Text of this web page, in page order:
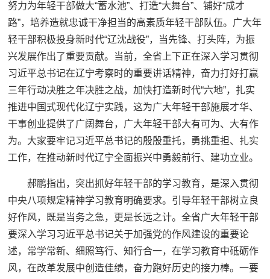
努力为年轻干部做大“蓄水池”、打造“大舞台”、铺好“成才
路”，培养造就忠诚干净担当的高素质年轻干部队伍。广大年
轻干部积极投身新时代“辽沈战役”，当先锋、打头阵，为振
兴发展作出了重要贡献。当前，全省上下正在深入学习贯彻
习近平总书记在辽宁考察时的重要讲话精神，奋力打好打赢
三年行动决胜之年决胜之战，加快打造新时代“六地”，扎实
推进中国式现代化辽宁实践，这为广大年轻干部施展才华、
干事创业提供了广阔舞台，广大年轻干部大有可为、大有作
为。大家要牢记习近平总书记的殷殷重托，勇挑重担、扎实
工作，在推动新时代辽宁全面振兴中勇毅前行、建功立业。
郝鹏指出，突出抓好年轻干部的学习教育，是深入贯彻
中央八项规定精神学习教育明确要求。引导年轻干部树立良
好作风，既是当务之急，更是长远之计。全省广大年轻干部
要深入学习习近平总书记关于加强党的作风建设的重要论
述，常学常新、细照笃行、知行合一，在学习教育中砥砺作
风，在改革发展中创造佳绩，奋力跑好历史的接力棒。一要